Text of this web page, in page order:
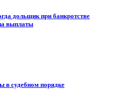
дольщик при банкротстве
выплаты
в судебном порядке